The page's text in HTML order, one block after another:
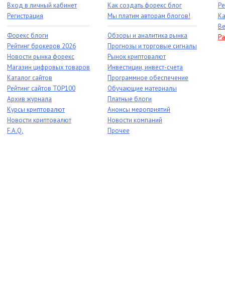
Вход в личный кабинет
Регистрация
Форекс блоги
Рейтинг брокеров 2026
Новости рынка форекс
Магазин цифровых товаров
Каталог сайтов
Рейтинг сайтов TOP100
Архив журнала
Курсы криптовалют
Новости криптовалют
F.A.Q.
Как создать форекс блог
Мы платим авторам блогов!
Обзоры и аналитика рынка
Прогнозы и торговые сигналы
Рынок криптовалют
Инвестиции, инвест-счета
Программное обеспечение
Обучающие материалы
Платные блоги
Анонсы мероприятий
Новости компаний
Прочее